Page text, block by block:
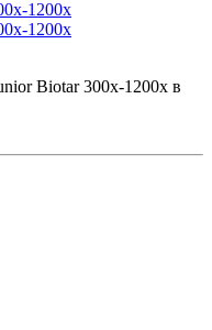
Biotar 300x-1200x в